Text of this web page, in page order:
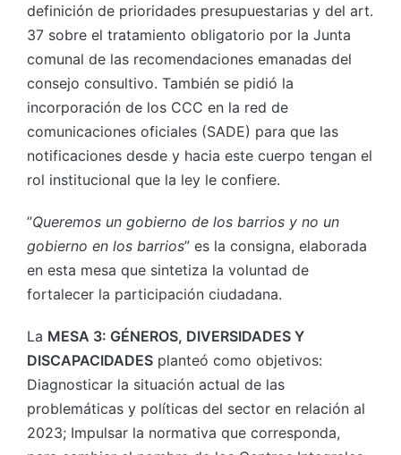
definición de prioridades presupuestarias y del art.
37 sobre el tratamiento obligatorio por la Junta
comunal de las recomendaciones emanadas del
consejo consultivo. También se pidió la
incorporación de los CCC en la red de
comunicaciones oficiales (SADE) para que las
notificaciones desde y hacia este cuerpo tengan el
rol institucional que la ley le confiere.
”Queremos un gobierno de los barrios y no un
gobierno en los barrios” es la consigna, elaborada
en esta mesa que sintetiza la voluntad de
fortalecer la participación ciudadana.
La MESA 3: GÉNEROS, DIVERSIDADES Y
DISCAPACIDADES planteó como objetivos:
Diagnosticar la situación actual de las
problemáticas y políticas del sector en relación al
2023; Impulsar la normativa que corresponda,